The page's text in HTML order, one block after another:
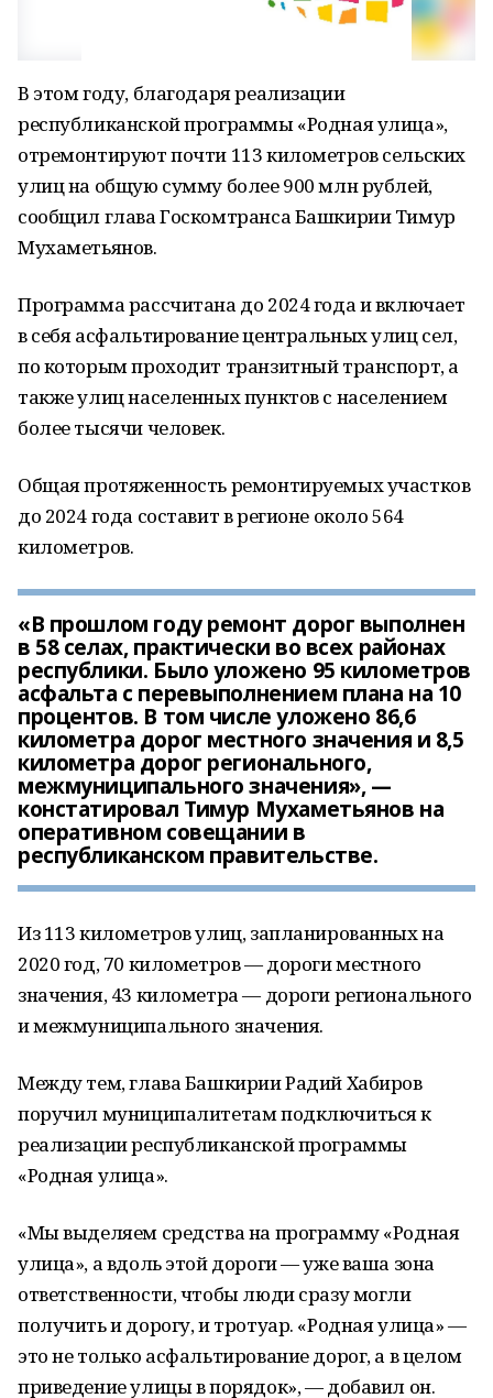
В этом году, благодаря реализации
республиканской программы «Родная улица»,
отремонтируют почти 113 километров сельских
улиц на общую сумму более 900 млн рублей,
сообщил глава Госкомтранса Башкирии Тимур
Мухаметьянов.
Программа рассчитана до 2024 года и включает
в себя асфальтирование центральных улиц сел,
по которым проходит транзитный транспорт, а
также улиц населенных пунктов с населением
более тысячи человек.
Общая протяженность ремонтируемых участков
до 2024 года составит в регионе около 564
километров.
«В прошлом году ремонт дорог выполнен
в 58 селах, практически во всех районах
республики. Было уложено 95 километров
асфальта с перевыполнением плана на 10
процентов. В том числе уложено 86,6
километра дорог местного значения и 8,5
километра дорог регионального,
межмуниципального значения», —
констатировал Тимур Мухаметьянов на
оперативном совещании в
республиканском правительстве.
Из 113 километров улиц, запланированных на
2020 год, 70 километров — дороги местного
значения, 43 километра — дороги регионального
и межмуниципального значения.
Между тем, глава Башкирии Радий Хабиров
поручил муниципалитетам подключиться к
реализации республиканской программы
«Родная улица».
«Мы выделяем средства на программу «Родная
улица», а вдоль этой дороги — уже ваша зона
ответственности, чтобы люди сразу могли
получить и дорогу, и тротуар. «Родная улица» —
это не только асфальтирование дорог, а в целом
приведение улицы в порядок», — добавил он.